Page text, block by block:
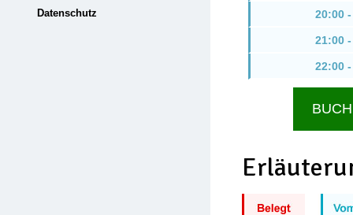
Datenschutz 20:00
21:00
22:00